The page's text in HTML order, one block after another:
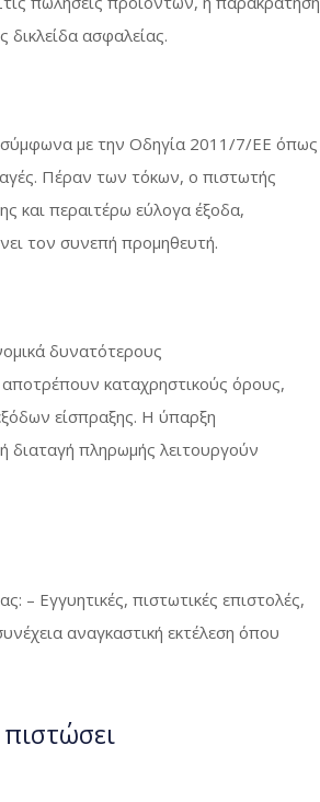
δικλείδα ασφαλείας.
σύμφωνα με την Οδηγία 2011/7/ΕΕ όπως
Πέραν των τόκων, ο πιστωτής
και περαιτέρω εύλογα έξοδα,
τον συνεπή προμηθευτή.
δυνατότερους
καταχρηστικούς όρους,
είσπραξης. Η ύπαρξη
διαταγή πληρωμής λειτουργούν
– Εγγυητικές, πιστωτικές επιστολές,
αναγκαστική εκτέλεση όπου